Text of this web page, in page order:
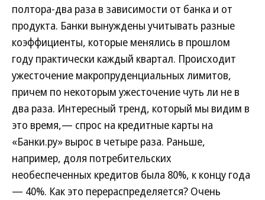
полтора-два раза в зависимости от банка и от
продукта. Банки вынуждены учитывать разные
коэффициенты, которые менялись в прошлом
году практически каждый квартал. Происходит
ужесточение макропруденциальных лимитов,
причем по некоторым ужесточение чуть ли не в
два раза. Интересный тренд, который мы видим в
это время,— спрос на кредитные карты на
«Банки.ру» вырос в четыре раза. Раньше,
например, доля потребительских
необеспеченных кредитов была 80%, к концу года
— 40%. Как это перераспределяется? Очень